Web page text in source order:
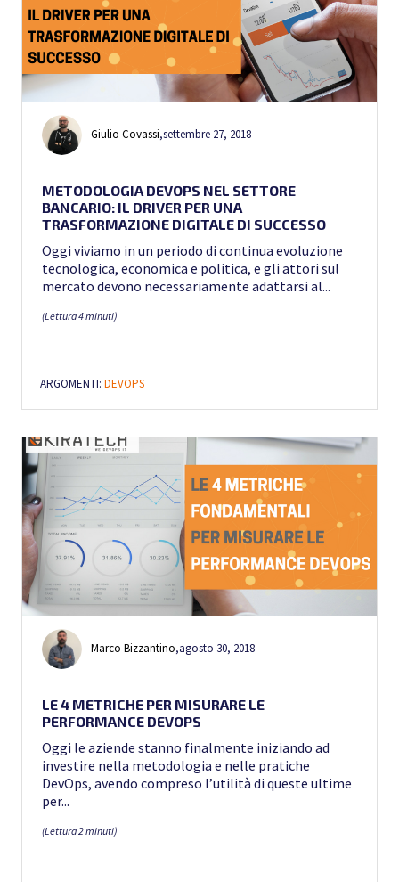
Giulio Covassi,settembre 27, 2018
METODOLOGIA DEVOPS NEL SETTORE
BANCARIO: IL DRIVER PER UNA
TRASFORMAZIONE DIGITALE DI SUCCESSO
Oggi viviamo in un periodo di continua evoluzione
tecnologica, economica e politica, e gli attori sul
mercato devono necessariamente adattarsi al...
(Lettura 4 minuti)
ARGOMENTI: DEVOPS
Marco Bizzantino,agosto 30, 2018
LE 4 METRICHE PER MISURARE LE
PERFORMANCE DEVOPS
Oggi le aziende stanno finalmente iniziando ad
investire nella metodologia e nelle pratiche
DevOps, avendo compreso l’utilità di queste ultime
per...
(Lettura 2 minuti)